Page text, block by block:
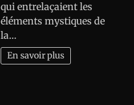
qui entrelaçaient les
éléments mystiques de
la…
En savoir plus